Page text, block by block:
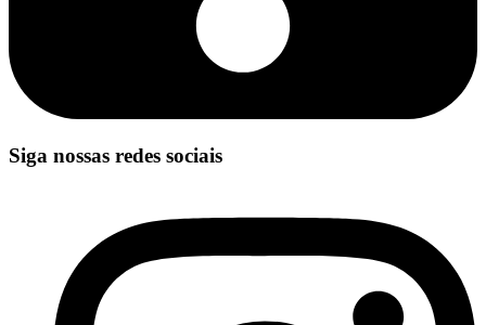
Siga nossas redes sociais